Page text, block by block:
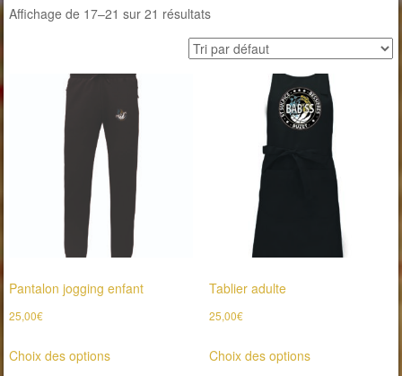
Affichage de 17–21 sur 21 résultats
Pantalon jogging enfant
25,00€
Choix des options
produit
Tablier adulte
25,00€
Choix des options
produit